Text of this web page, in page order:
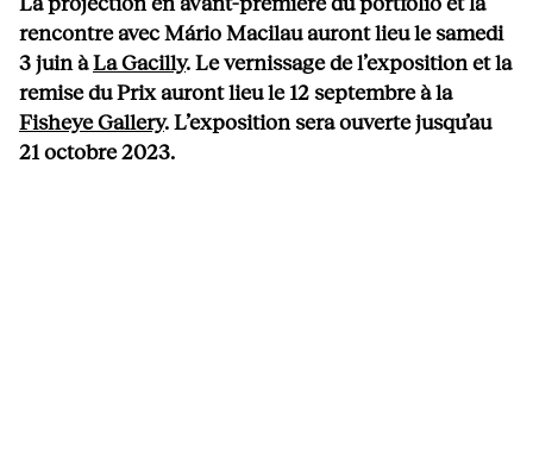
rencontre avec Mário Macilau auront lieu le samedi
3 juin àLa Gacilly.Le vernissage de l’exposition et la
remise du Prix auront lieu le 12 septembre à la
Fisheye Gallery. L’exposition sera ouverte jusqu’au
21 octobre 2023.